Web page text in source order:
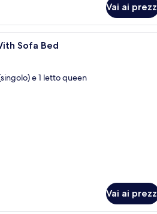
Vai ai
Biancheria da letto
Sofa Bed
e 1 letto queen
Vai ai